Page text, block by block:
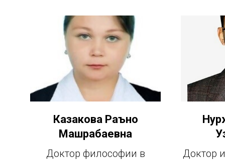
Казакова Раъно
Машрабаевна
Доктор философии в
Доктор